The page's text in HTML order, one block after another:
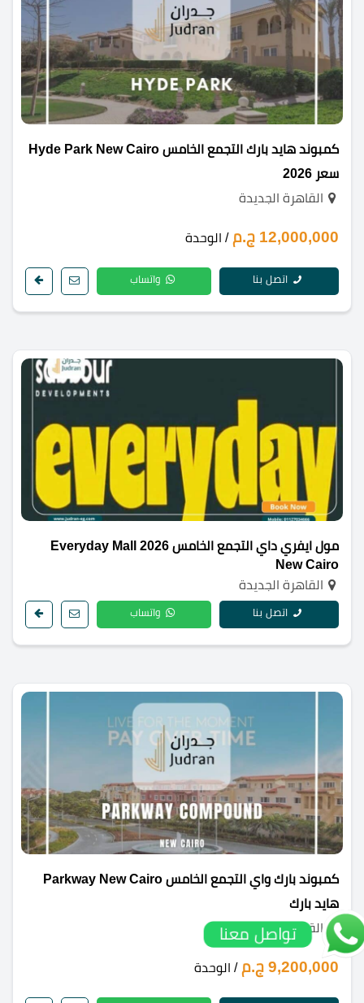
كمبوند هايد بارك التجمع الخامس Hyde Park New Cairo
سعر 2026
القاهرة الجديدة
12,000,000 ج.م / الوحدة
اتصل بنا واتساب
مول ايفري داي التجمع الخامس 2026 Everyday Mall
New Cairo
القاهرة الجديدة
اتصل بنا واتساب
كمبوند بارك واي التجمع الخامس Parkway New Cairo
هايد بارك
القاهرة الجديدة
9,200,000 ج.م / الوحدة
تواصل معنا